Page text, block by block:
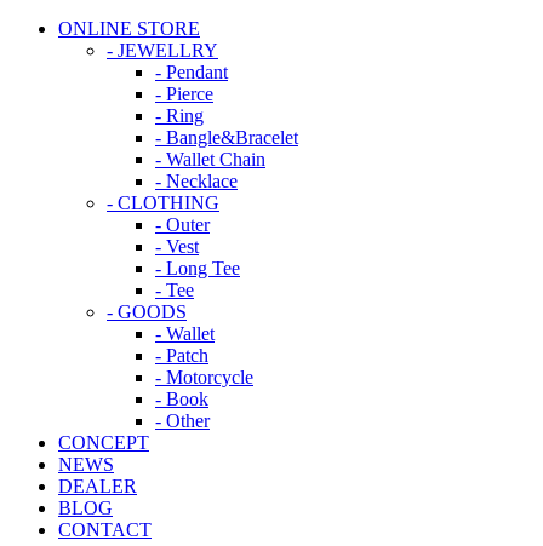
ONLINE STORE
- JEWELLRY
- Pendant
- Pierce
- Ring
- Bangle&Bracelet
- Wallet Chain
- Necklace
- CLOTHING
- Outer
- Vest
- Long Tee
- Tee
- GOODS
- Wallet
- Patch
- Motorcycle
- Book
- Other
CONCEPT
NEWS
DEALER
BLOG
CONTACT